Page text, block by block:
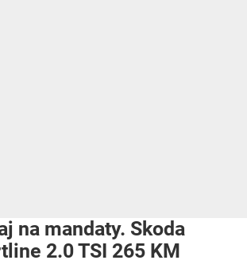
na mandaty. Skoda
2.0 TSI 265 KM